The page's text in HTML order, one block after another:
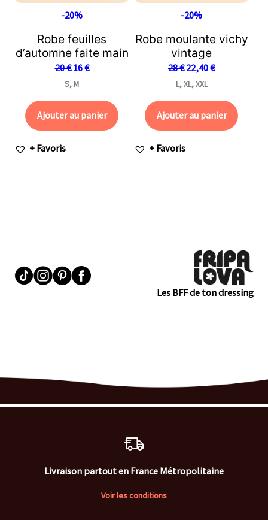
-20%
Robe feuilles
d’automne faite main
20€ 16€
S, M
Ajouter au panier
+ Favoris
-20%
Robe moulante vichy
vintage
28€ 22,40€
L, XL, XXL
Ajouter au panier
+ Favoris
Les BFF de ton dressing
Livraison partout en France Métropolitaine
Voir les conditions